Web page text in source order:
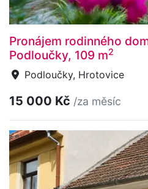
Pronájem rodinného
Podloučky, 109 m2
Podloučky, Hrotovice
15 000 Kč /za měsíc